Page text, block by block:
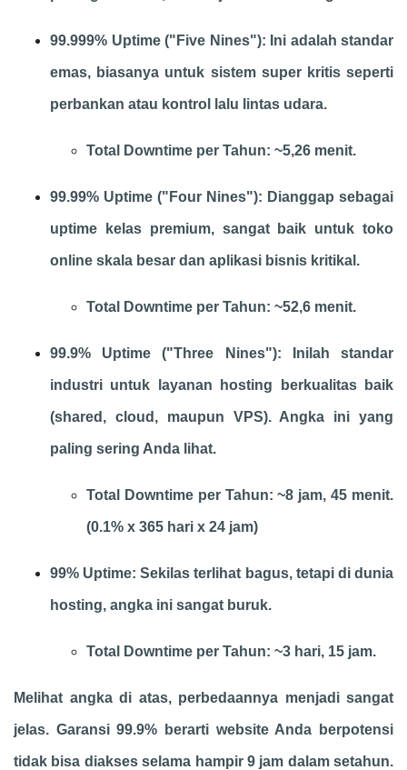
99.999% Uptime ("Five Nines"): Ini adalah standar
emas, biasanya untuk sistem super kritis seperti
perbankan atau kontrol lalu lintas udara.
Total Downtime per Tahun: ~5,26 menit.
99.99% Uptime ("Four Nines"): Dianggap sebagai
uptime kelas premium, sangat baik untuk toko
online skala besar dan aplikasi bisnis kritikal.
Total Downtime per Tahun: ~52,6 menit.
99.9% Uptime ("Three Nines"): Inilah standar
industri untuk layanan hosting berkualitas baik
(shared, cloud, maupun VPS). Angka ini yang
paling sering Anda lihat.
Total Downtime per Tahun: ~8 jam, 45 menit.
(0.1% x 365 hari x 24 jam)
99% Uptime: Sekilas terlihat bagus, tetapi di dunia
hosting, angka ini sangat buruk.
Total Downtime per Tahun: ~3 hari, 15 jam.
Melihat angka di atas, perbedaannya menjadi sangat
jelas. Garansi 99.9% berarti website Anda berpotensi
tidak bisa diakses selama hampir 9 jam dalam setahun.